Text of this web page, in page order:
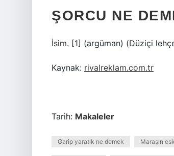
ŞORCU NE
İsim. [1] (argüman) (Düziçi
Kaynak: rivalreklam.com.tr
Tarih: Makaleler
Garip yaratık ne demek Maraşın